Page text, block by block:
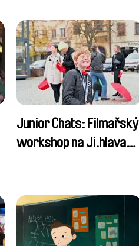
Junior Chats: Filmařský
workshop na Ji.hlava